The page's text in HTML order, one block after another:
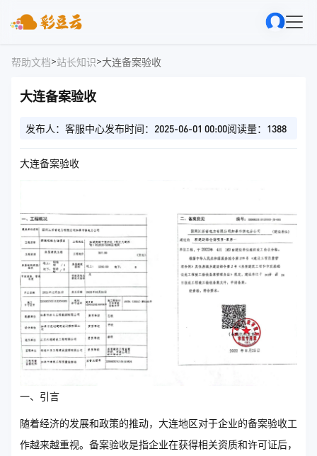
帮助文档>站长知识>大连备案验收
大连备案验收
发布人：客服中心发布时间：2025-06-01 00:00阅读量：1388
大连备案验收
一、引言
随着经济的发展和政策的推动，大连地区对于企业的备案验收工
作越来越重视。备案验收是指企业在获得相关资质和许可证后，